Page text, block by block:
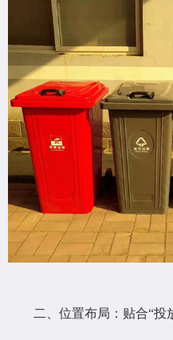
二、位置布局：贴合“投